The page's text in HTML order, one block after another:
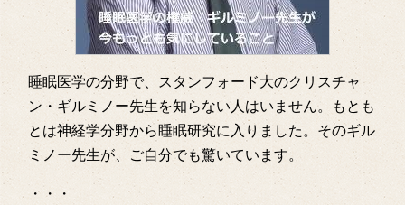
睡眠医学の分野で、スタンフォード大のクリスチャ
ン・ギルミノー先生を知らない人はいません。もとも
とは神経学分野から睡眠研究に入りました。そのギル
ミノー先生が、ご自分でも驚いています。
・・・